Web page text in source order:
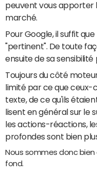
peuvent vous apporter
marché.
Pour Google, il suffit
"pertinent". De toute
ensuite de sa
Toujours du côté
limité par ce que
texte, de ce qu'ils
lisent en général sur le
les actions-réactions,
profondes sont bien
Nous sommes donc
fond.